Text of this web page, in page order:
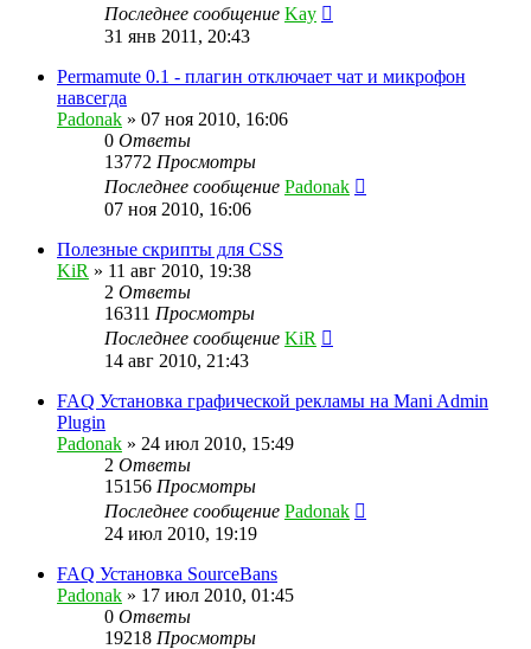
Последнее сообщение Kay
31 янв 2011, 20:43
Permamute 0.1 - плагин отключает чат и микрофон
навсегда
Padonak » 07 ноя 2010, 16:06
0 Ответы
13772 Просмотры
Последнее сообщение Padonak
07 ноя 2010, 16:06
Полезные скрипты для CSS
KiR » 11 авг 2010, 19:38
2 Ответы
16311 Просмотры
Последнее сообщение KiR
14 авг 2010, 21:43
FAQ Установка графической рекламы на Mani Admin
Plugin
Padonak » 24 июл 2010, 15:49
2 Ответы
15156 Просмотры
Последнее сообщение Padonak
24 июл 2010, 19:19
FAQ Установка SourceBans
Padonak » 17 июл 2010, 01:45
0 Ответы
19218 Просмотры